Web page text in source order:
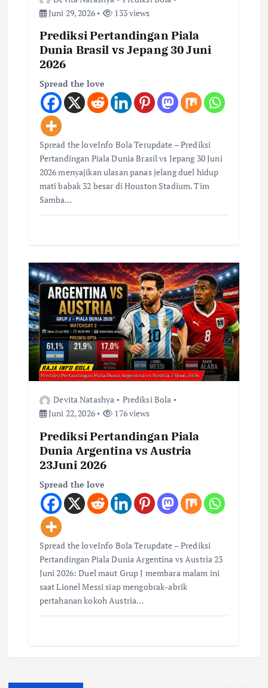
Juni 29, 2026
133 views
Prediksi Pertandingan Piala
Dunia Brasil vs Jepang 30 Juni
2026
Spread the love
Spread the loveInfo Bola Terupdate – Prediksi
Pertandingan Piala Dunia Brasil vs Jepang 30 Juni
2026 menyajikan ulasan panas jelang duel hidup
mati babak 32 besar di Houston Stadium. Tim
Samba…
Devita Natashya
Prediksi Bola
Juni 22, 2026
176 views
Prediksi Pertandingan Piala
Dunia Argentina vs Austria
23Juni 2026
Spread the love
Spread the loveInfo Bola Terupdate – Prediksi
Pertandingan Piala Dunia Argentina vs Austria 23
Juni 2026: Duel maut Grup J membara malam ini
saat Lionel Messi siap mengobrak-abrik
pertahanan kokoh Austria…